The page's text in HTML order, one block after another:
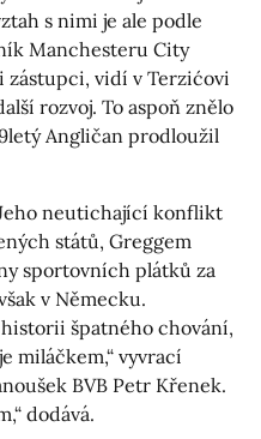
s nimi je ale podle
Manchesteru City
zástupci, vidí v Terzićovi
rozvoj. To aspoň znělo
Angličan prodloužil
neutichající konflikt
států, Greggem
sportovních plátků za
v Německu.
špatného chování,
miláčkem,“ vyvrací
BVB Petr Křenek.
dodává.